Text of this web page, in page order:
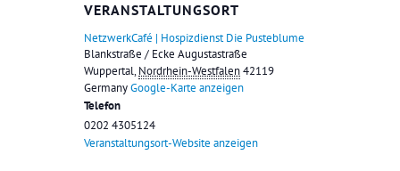
VERANSTALTUNGSORT
NetzwerkCafé | Hospizdienst Die Pusteblume
Blankstraße / Ecke Augustastraße
Wuppertal, Nordrhein-Westfalen42119
GermanyGoogle-Karte anzeigen
Telefon
0202 4305124
Veranstaltungsort-Website anzeigen